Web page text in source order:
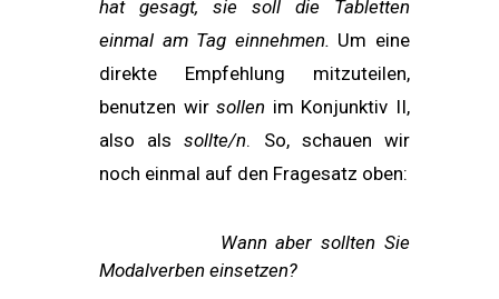
hat gesagt, sie soll die Tabletten
einmal am Tag einnehmen. Um eine
direkte Empfehlung mitzuteilen,
benutzen wirsollen im Konjunktiv II,
also alssollte/n. So, schauen wir
noch einmal auf den Fragesatz oben:
Wann aber sollten Sie
Modalverben einsetzen?